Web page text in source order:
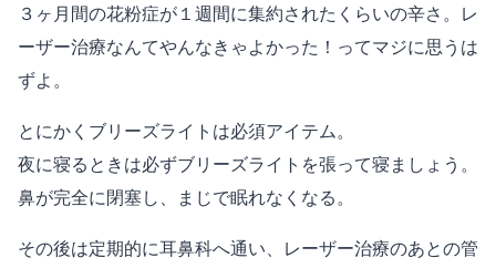
３ヶ月間の花粉症が１週間に集約されたくらいの辛さ。レ
ーザー治療なんてやんなきゃよかった！ってマジに思うは
ずよ。
とにかくブリーズライトは必須アイテム。
夜に寝るときは必ずブリーズライトを張って寝ましょう。
鼻が完全に閉塞し、まじで眠れなくなる。
その後は定期的に耳鼻科へ通い、レーザー治療のあとの管